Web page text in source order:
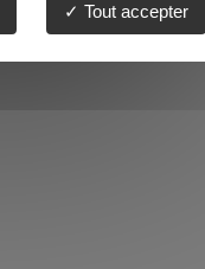
Tout accepter